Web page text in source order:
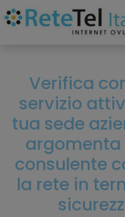
Verifica
servizio
tua sede
argomenta
consulente
la rete in